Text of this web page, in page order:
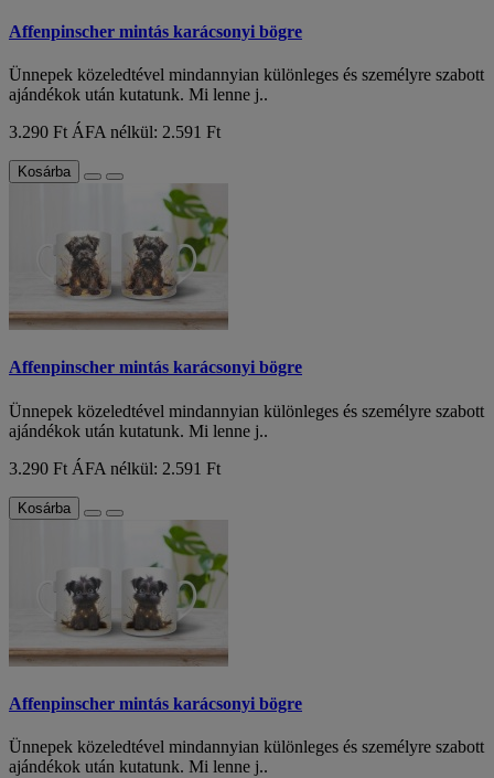
Affenpinscher mintás karácsonyi bögre
Ünnepek közeledtével mindannyian különleges és személyre szabott
ajándékok után kutatunk. Mi lenne j..
3.290 Ft ÁFA nélkül: 2.591 Ft
Kosárba
Affenpinscher mintás karácsonyi bögre
Ünnepek közeledtével mindannyian különleges és személyre szabott
ajándékok után kutatunk. Mi lenne j..
3.290 Ft ÁFA nélkül: 2.591 Ft
Kosárba
Affenpinscher mintás karácsonyi bögre
Ünnepek közeledtével mindannyian különleges és személyre szabott
ajándékok után kutatunk. Mi lenne j..